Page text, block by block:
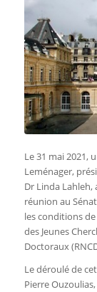
Le 31 mai 2021,
Leménager,
Dr Linda
réunion au
les conditions
des Jeunes
Doctoraux
Le déroulé de
Pierre